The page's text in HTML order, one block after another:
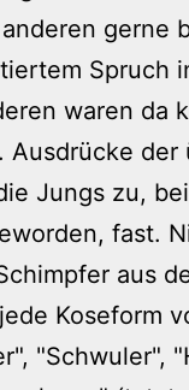
gerne
Spruch
waren da
Ausdrücke
Jungs zu,
fast.
aus
Koseform
"Schwuler",